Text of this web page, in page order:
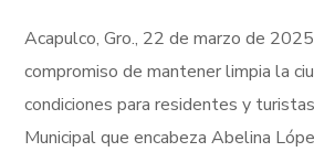
Acapulco, Gro., 22 de marzo de
compromiso de mantener limpia la
condiciones para residentes y
Municipal que encabeza Abelina